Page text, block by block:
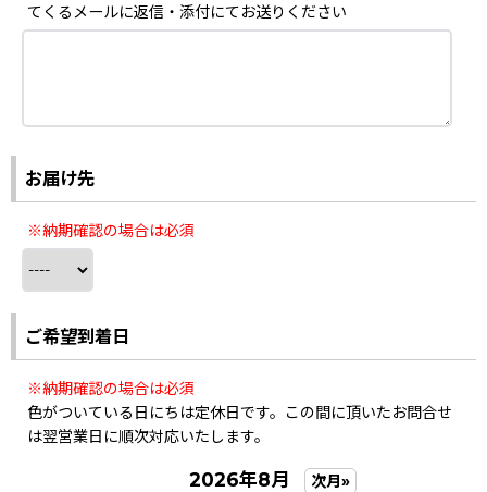
てくるメールに返信・添付にてお送りください
お届け先
※納期確認の場合は必須
ご希望到着日
※納期確認の場合は必須
色がついている日にちは定休日です。この間に頂いたお問合せ
は翌営業日に順次対応いたします。
2026年8月 次月»